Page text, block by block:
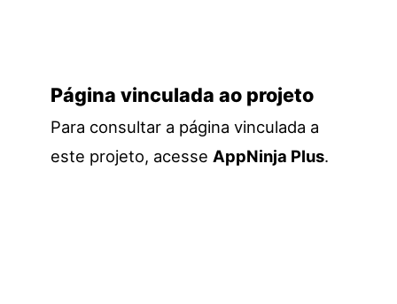
Página vinculada ao projeto
Para consultar a página vinculada a
este projeto, acesse AppNinja Plus.